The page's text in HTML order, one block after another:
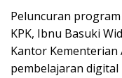
Peluncuran
KPK, Ibnu Basuki
Kantor Kementerian
pembelajaran